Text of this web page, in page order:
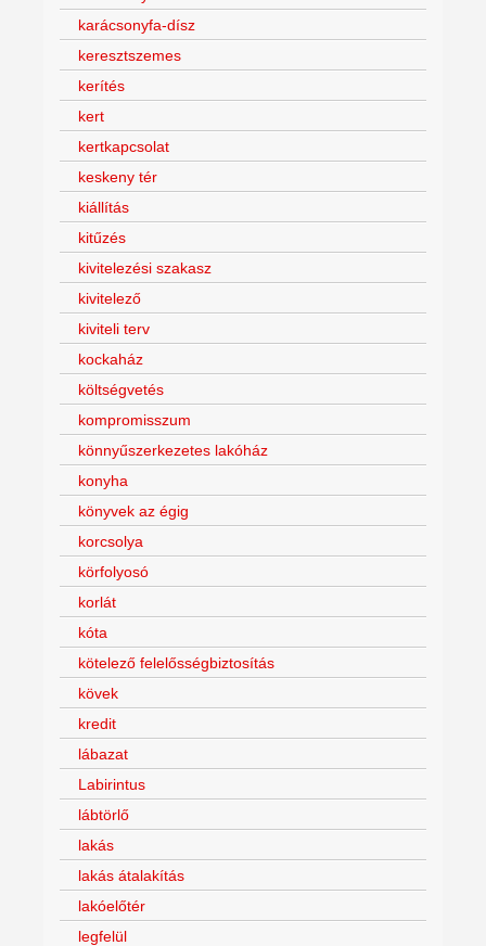
karácsonyfa-dísz
keresztszemes
kerítés
kert
kertkapcsolat
keskeny tér
kiállítás
kitűzés
kivitelezési szakasz
kivitelező
kiviteli terv
kockaház
költségvetés
kompromisszum
könnyűszerkezetes lakóház
konyha
könyvek az égig
korcsolya
körfolyosó
korlát
kóta
kötelező felelősségbiztosítás
kövek
kredit
lábazat
Labirintus
lábtörlő
lakás
lakás átalakítás
lakóelőtér
legfelül